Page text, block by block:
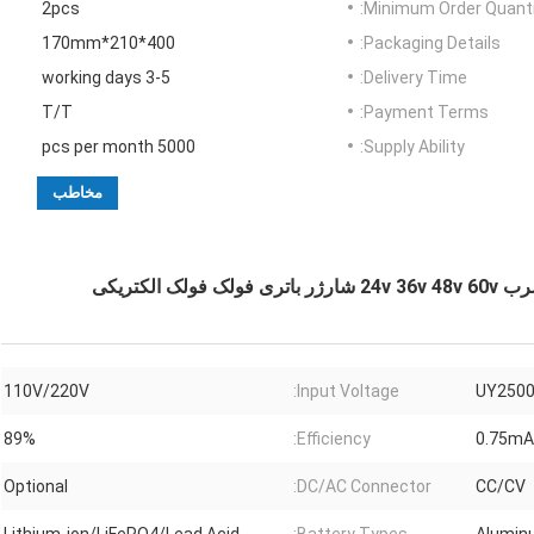
Minimum Order
2pcs
Packaging Details:
400*210*170mm
Delivery Time:
3-5 working days
Payment Terms:
T/T
Supply Ability:
5000 pcs per month
مخاطب
UY2500
Input Voltage:
110V/220V
Efficiency:
89%
CC/CV
DC/AC Connector:
Optional